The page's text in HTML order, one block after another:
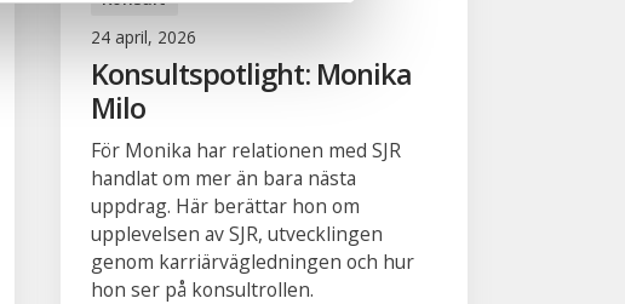
24 april, 2026
Konsultspotlight: Monika
Milo
För Monika har relationen med SJR
handlat om mer än bara nästa
uppdrag. Här berättar hon om
upplevelsen av SJR, utvecklingen
genom karriärvägledningen och hur
hon ser på konsultrollen.